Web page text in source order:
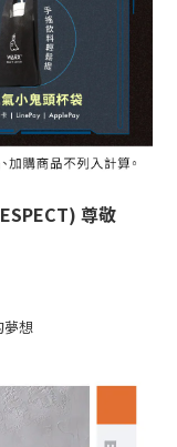
尊敬
夢想